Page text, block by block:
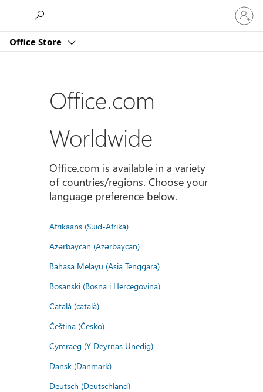
Office Store
Sign
in
to
account
Office.com
Worldwide
Office.com is available in a variety
of countries/regions. Choose your
language preference below.
Afrikaans (Suid-Afrika)
Azərbaycan (Azərbaycan)
Bahasa Melayu (Asia Tenggara)
Bosanski (Bosna i Hercegovina)
Català (català)
Čeština (Česko)
Cymraeg (Y Deyrnas Unedig)
Dansk (Danmark)
Deutsch (Deutschland)